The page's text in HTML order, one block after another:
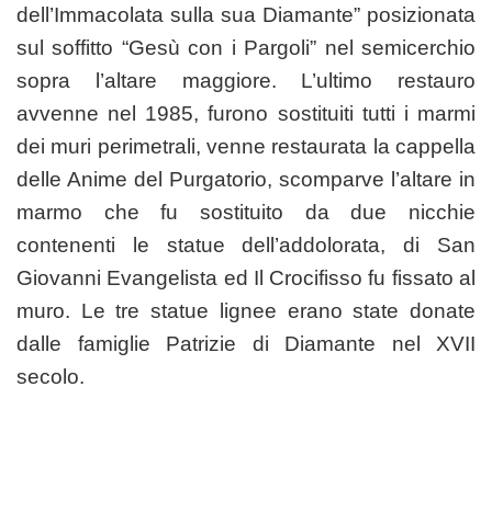
dell’Immacolata sulla sua Diamante” posizionata
sul soffitto “Gesù con i Pargoli” nel semicerchio
sopra l’altare maggiore. L’ultimo restauro
avvenne nel 1985, furono sostituiti tutti i marmi
dei muri perimetrali, venne restaurata la cappella
delle Anime del Purgatorio, scomparve l’altare in
marmo che fu sostituito da due nicchie
contenenti le statue dell’addolorata, di San
Giovanni Evangelista ed Il Crocifisso fu fissato al
muro. Le tre statue lignee erano state donate
dalle famiglie Patrizie di Diamante nel XVII
secolo.